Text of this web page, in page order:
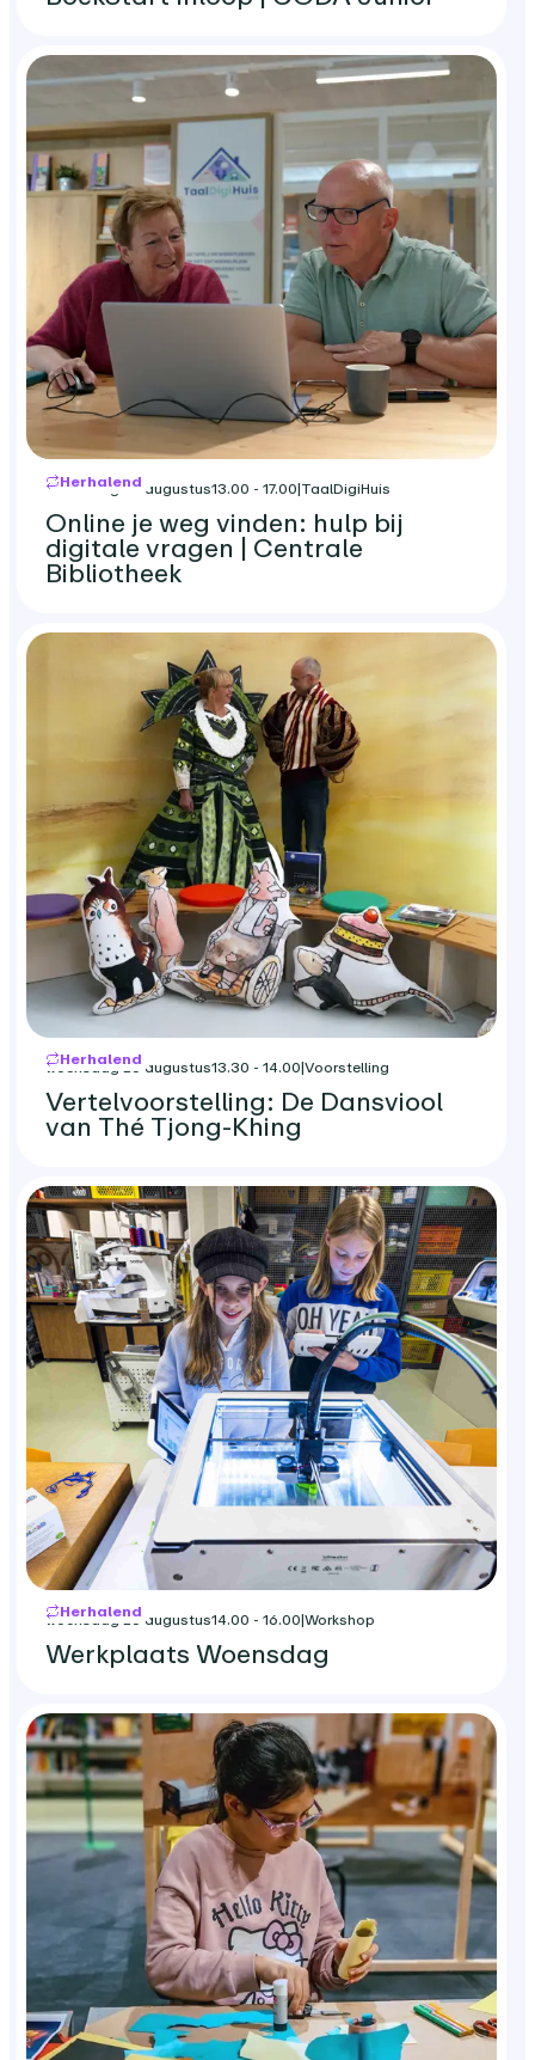
Herhalend
woensdag 26 augustus13.00 - 17.00|TaalDigiHuis
Online je weg vinden: hulp bij
digitale vragen | Centrale
Bibliotheek
Herhalend
woensdag 26 augustus13.30 - 14.00|Voorstelling
Vertelvoorstelling: De Dansviool
van Thé Tjong-Khing
Herhalend
woensdag 26 augustus14.00 - 16.00|Workshop
Werkplaats Woensdag